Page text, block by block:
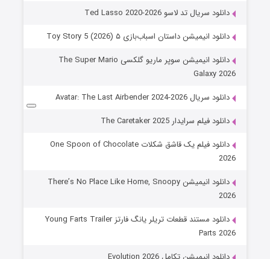
دانلود سریال تد لاسو Ted Lasso 2020-2026
دانلود انیمیشن داستان اسباب‌بازی ۵ Toy Story 5 (2026)
دانلود انیمیشن سوپر ماریو گلکسی The Super Mario
Galaxy 2026
دانلود سریال Avatar: The Last Airbender 2024-2026
دانلود فیلم سرایدار The Caretaker 2025
دانلود فیلم یک قاشق شکلات One Spoon of Chocolate
2026
دانلود انیمیشن There’s No Place Like Home, Snoopy
2026
دانلود مستند قطعات تریلر یانگ فارتز Young Farts Trailer
Parts 2026